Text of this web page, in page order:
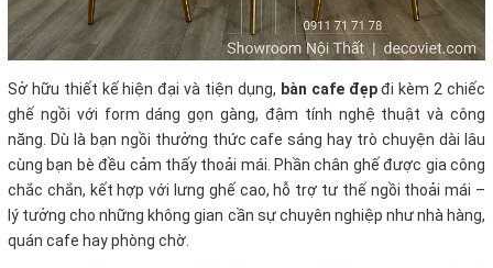
Sở hữu thiết kế hiện đại và tiện dụng, bàn cafe đẹpđi kèm 2 chiếc
ghế ngồi với form dáng gọn gàng, đậm tính nghệ thuật và công
năng. Dù là bạn ngồi thưởng thức cafe sáng hay trò chuyện dài lâu
cùng bạn bè đều cảm thấy thoải mái. Phần chân ghế được gia công
chắc chắn, kết hợp với lưng ghế cao, hỗ trợ tư thế ngồi thoải mái –
lý tưởng cho những không gian cần sự chuyên nghiệp như nhà hàng,
quán cafe hay phòng chờ.